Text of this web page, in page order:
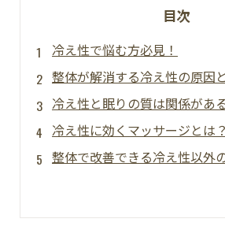
目次
冷え性で悩む方必見！
整体が解消する冷え性の原因
冷え性と眠りの質は関係があ
冷え性に効くマッサージとは？
整体で改善できる冷え性以外